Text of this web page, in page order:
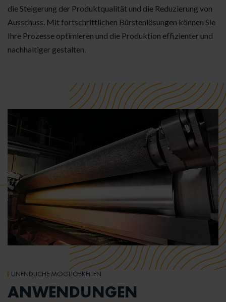
die Steigerung der Produktqualität und die Reduzierung von
Ausschuss. Mit fortschrittlichen Bürstenlösungen können Sie
Ihre Prozesse optimieren und die Produktion effizienter und
nachhaltiger gestalten.
UNENDLICHE MÖGLICHKEITEN
ANWENDUNGEN